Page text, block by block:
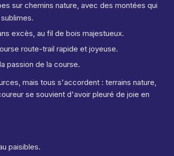
sur chemins nature, avec des montées qui
excès, au fil de bois majestueux.
route-trail rapide et joyeuse.
passion de la course.
mais tous s'accordent : terrains nature,
se souvient d'avoir pleuré de joie en
paisibles.